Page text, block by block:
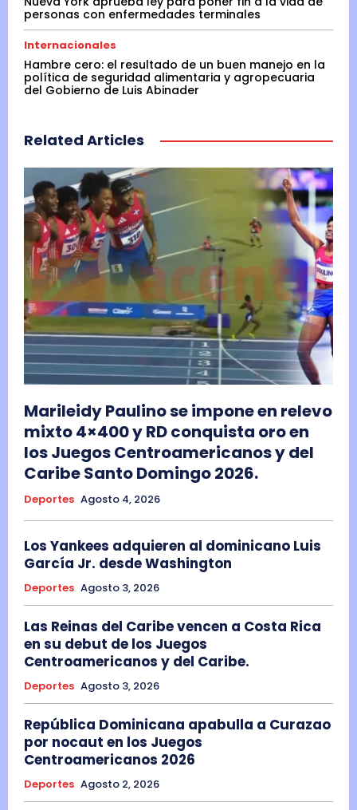
personas con enfermedades terminales
Internacionales
Hambre cero: el resultado de un buen manejo en la
política de seguridad alimentaria y agropecuaria
del Gobierno de Luis Abinader
Related Articles
Marileidy Paulino se impone en relevo
mixto 4×400 y RD conquista oro en
los Juegos Centroamericanos y del
Caribe Santo Domingo 2026.
Deportes Agosto 4, 2026
Los Yankees adquieren al dominicano Luis
García Jr. desde Washington
Deportes Agosto 3, 2026
Las Reinas del Caribe vencen a Costa Rica
en su debut de los Juegos
Centroamericanos y del Caribe.
Deportes Agosto 3, 2026
República Dominicana apabulla a Curazao
por nocaut en los Juegos
Centroamericanos 2026
Deportes Agosto 2, 2026